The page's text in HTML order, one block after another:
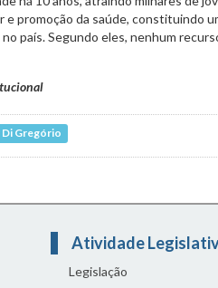
e promoção da saúde, constituindo
país. Segundo eles, nenhum
Di Gregório
Atividade
Legislação